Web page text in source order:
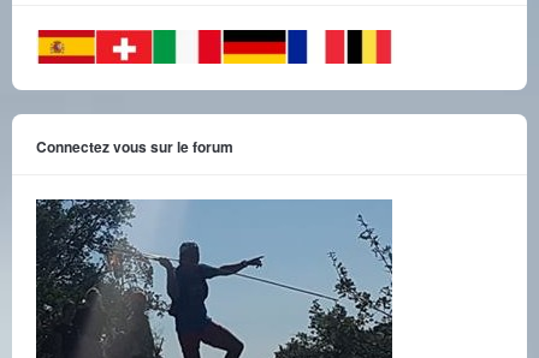
Connectez vous sur le forum